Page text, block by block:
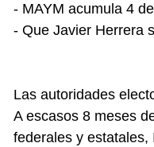
- MAYM acumula 4
- Que Javier Herrera
Las autoridades
A escasos 8 meses
federales y